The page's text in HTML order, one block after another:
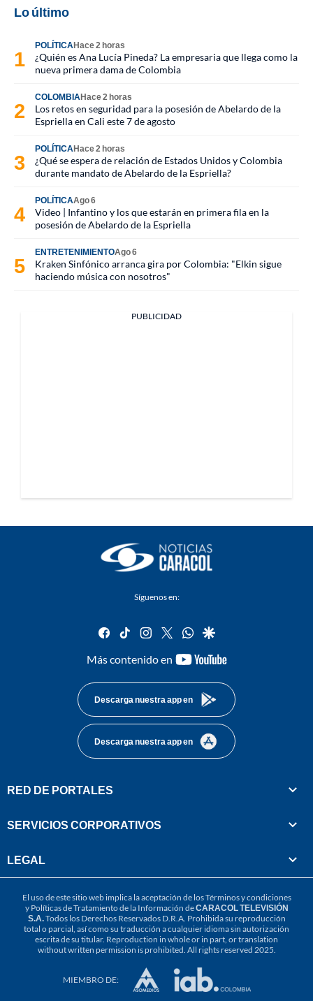
Lo último
POLÍTICAHace 2 horas
¿Quién es Ana Lucía Pineda? La empresaria que llega como la
nueva primera dama de Colombia
COLOMBIAHace 2 horas
Los retos en seguridad para la posesión de Abelardo de la
Espriella en Cali este 7 de agosto
POLÍTICAHace 2 horas
¿Qué se espera de relación de Estados Unidos y Colombia
durante mandato de Abelardo de la Espriella?
POLÍTICAAgo 6
Video | Infantino y los que estarán en primera fila en la
posesión de Abelardo de la Espriella
ENTRETENIMIENTOAgo 6
Kraken Sinfónico arranca gira por Colombia: "Elkin sigue
haciendo música con nosotros"
PUBLICIDAD
Síguenos en:
facebook
tiktok instagram
twitterwhatsapp
google
Más contenido en
youtube-
Descarga nuestra app en
Descarga nuestra app en
RED DE PORTALES
SERVICIOS CORPORATIVOS
LEGAL
El uso de este sitio web implica la aceptación de losTérminos y condiciones
y Políticas de Tratamiento de la Información deCARACOL TELEVISIÓN
S.A.Todos los Derechos Reservados D.R.A. Prohibida su reproducción
total o parcial, así como su traducción a cualquier idioma sin autorización
escrita de su titular. Reproduction in whole or in part, or translation
without written permission is prohibited. All rights reserved 2025.
MIEMBRO DE: